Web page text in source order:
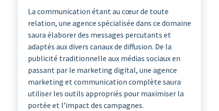
La communication étant au cœur de toute
relation, une agence spécialisée dans ce domaine
saura élaborer des messages percutants et
adaptés aux divers canaux de diffusion. De la
publicité traditionnelle aux médias sociaux en
passant par le marketing digital, une agence
marketing et communication complète saura
utiliser les outils appropriés pour maximiser la
portée et l’impact des campagnes.